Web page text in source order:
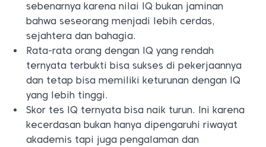
sebenarnya karena nilai IQ bukan jaminan
bahwa seseorang menjadi lebih cerdas,
sejahtera dan bahagia.
Rata-rata orang dengan IQ yang rendah
ternyata terbukti bisa sukses di pekerjaannya
dan tetap bisa memiliki keturunan dengan IQ
yang lebih tinggi.
Skor tes IQ ternyata bisa naik turun. Ini karena
kecerdasan bukan hanya dipengaruhi riwayat
akademis tapi juga pengalaman dan